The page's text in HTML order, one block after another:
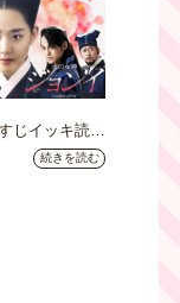
じイッキ読
『火の女神
テレビ大阪 9
続きを読む